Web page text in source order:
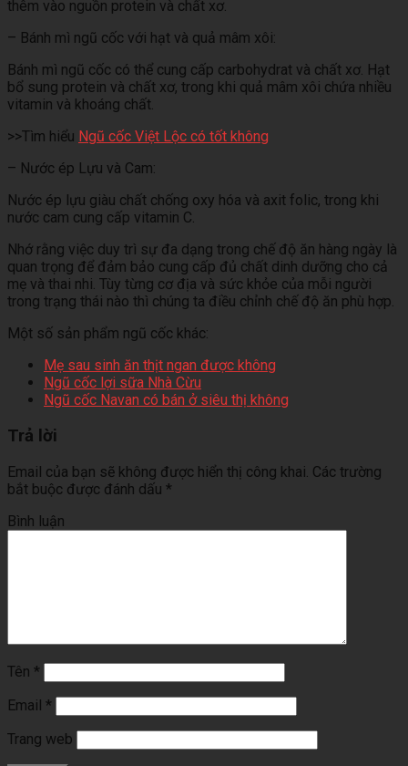
thêm vào nguồn protein và chất xơ.
– Bánh mì ngũ cốc với hạt và quả mâm xôi:
Bánh mì ngũ cốc có thể cung cấp carbohydrat và chất xơ. Hạt
bổ sung protein và chất xơ, trong khi quả mâm xôi chứa nhiều
vitamin và khoáng chất.
>>Tìm hiểu Ngũ cốc Việt Lộc có tốt không
– Nước ép Lựu và Cam:
Nước ép lựu giàu chất chống oxy hóa và axit folic, trong khi
nước cam cung cấp vitamin C.
Nhớ rằng việc duy trì sự đa dạng trong chế độ ăn hàng ngày là
quan trọng để đảm bảo cung cấp đủ chất dinh dưỡng cho cả
mẹ và thai nhi. Tùy từng cơ địa và sức khỏe của mỗi người
trong trạng thái nào thì chúng ta điều chỉnh chế độ ăn phù hợp.
Một số sản phẩm ngũ cốc khác:
Mẹ sau sinh ăn thịt ngan được không
Ngũ cốc lợi sữa Nhà Cừu
Ngũ cốc Navan có bán ở siêu thị không
Trả lời
Email của bạn sẽ không được hiển thị công khai. Các trường
bắt buộc được đánh dấu *
Bình luận
Tên *
Email *
Trang web